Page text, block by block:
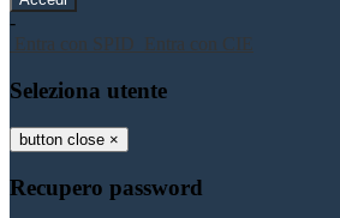
-
Entra con SPID
Entra con CIE
Seleziona utente
button close ×
Recupero password